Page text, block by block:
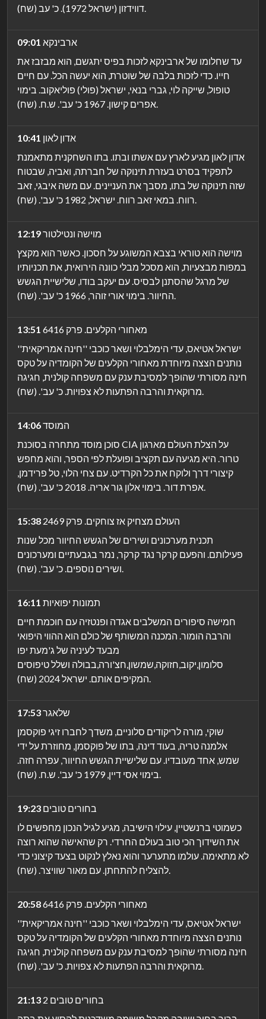
דווידזון (ישראל 1972). כ' עב (שח).
09:01 ארבינקא
עד שחלומו של ארבינקא לזכות בפיס יתגשם, הוא מבזבז את
חייו. כדי לזכות בלבה של שוטרת, הוא יעשה הכל. עם חיים
טופול, שייקה לוי, גברי בנאי, ישראל (פולי) פוליאקוב. בימוי
אפרים קישון. 1967 כ' עב'. ש.ח. (שח).
10:41 אדון לאון
אדון לאון מגיע לארץ עם אשתו ובתו. בתו השחקנית מתאמנת
לתפקיד בסרט בעזרת תינוקה של חברתה, ואביה, שבטוח
שזה תינוקה של בתו, מסבך את העניינים. עם משה איבגי, זאב
רווח. במאי זאב רווח. ישראל, 1982 כ' עב'. (שח).
12:19מוישה ונטילטור
מוישה הוא טוראי בצבא המשוגע על חסכון. כאשר הוא מקצץ
במפות מבצעיות, הוא מסכל מבלי כוונה הירואית, את תכניותיו
של מרגל שהסתנן לבסיס. עם יעקב בודו, שלישיית הגשש
החיוור. בימוי אורי זוהר, 1966 כ' עב'. (שח).
13:51
מאחורי הקלעים. פרק 6416
ישראל אטיאס, עדי הימלבלוי ושאר כוכבי ''חינה אמריקאית''
נותנים הצצה מיוחדת מאחורי הקלעים של הקומדיה על טקס
חינה מסורתי שהופך למסיבת ענק עם משפחה קולנית, חגיגה
מרוקאית והרבה הפתעות לא צפויות. כ' עב'. (שח).
14:06המוסד
סוכן מוסד מתחרה בסוכנת CIA על הצלת העולם מארגון
טרור. היא מגיעה עם תקציב ופועלת לפי הספר, והוא מחפש
קיצורי דרך ולוקח את כל הקרדיט. עם צחי הלוי, טל פרידמן,
אפרת דור. בימוי אלון גור אריה. 2018 כ' עב'. (שח).
15:38
העולם מצחיק אז צוחקים. פרק 2469
תכנית מערכונים ושירים של הגשש החיוור מכל שנות
פעילותם. והפעם קרקר נגד קרקר, נמר בגבעתיים ומערכונים
ושירים נוספים. כ' עב'. (שח).
16:11 תמונות יפואיות
חמישה סיפורים המשלבים אגדה ופנטזיה עם חוכמת חיים
והרבה הומור. המכנה המשותף של כולם הוא ההווי היפואי
מבעד לעיניה של ג'מעת יפו
סלומון,יקוב,חזוקה,שמשון,חצ'ורה,בבולה ושלל טיפוסים
המקיפים אותם. ישראל 2024 (שח).
17:53שלאגר
שוקי, מורה לריקודים סלוניים, משדך לחברו זיגי פוקסמן
אלמנה טריה, בעוד דינה, בתו של פוקסמן, מחוזרת על ידי
שמש, אחד מעובדיו. עם שלישיית הגשש החיוור, עפרה חזה.
בימוי אסי דיין, 1979 כ' עב'. ש.ח. (שח).
19:23 בחורים טובים
כשמוטי ברנשטיין, עילוי הישיבה, מגיע לגיל הנכון מחפשים לו
את השידוך הכי טוב בעולם החרדי. רק שהאישה שהוא רוצה
לא מתאימה. עולמו מתערער והוא נאלץ לנקוט בצעד קיצוני כדי
להצליח להתחתן. עם מאור שוויצר. (שח).
20:58
מאחורי הקלעים. פרק 6416
ישראל אטיאס, עדי הימלבלוי ושאר כוכבי ''חינה אמריקאית''
נותנים הצצה מיוחדת מאחורי הקלעים של הקומדיה על טקס
חינה מסורתי שהופך למסיבת ענק עם משפחה קולנית, חגיגה
מרוקאית והרבה הפתעות לא צפויות. כ' עב'. (שח).
21:13
בחורים טובים 2